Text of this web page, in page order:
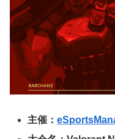
主催：